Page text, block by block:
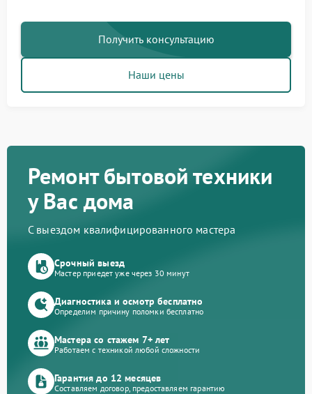
Получить консультацию
Наши цены
Ремонт бытовой техники
у Вас дома
С выездом квалифицированного мастера
Срочный выезд
Мастер приедет уже через 30 минут
Диагностика и осмотр бесплатно
Определим причину поломки бесплатно
Мастера со стажем 7+ лет
Работаем с техникой любой сложности
Гарантия до 12 месяцев
Составляем договор, предоставляем гарантию